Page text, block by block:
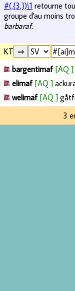
#(.{3,})\1 retourne
groupe d'au moins
barbaraf.
KT
bargentimaf [AQ ]
elimaf [AQ ]
welimaf [AQ ]
3